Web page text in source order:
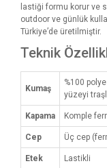
lastiği formu korur ve
outdoor ve günlük
Türkiye’de üretilmiştir.
Teknik
Kumaş
%100
yüzeyi
Kapama Komple
Cep Üç cep
Etek Lastikli